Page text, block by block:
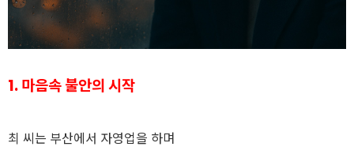
1. 마음속 불안의 시작
최 씨는 부산에서 자영업을 하며